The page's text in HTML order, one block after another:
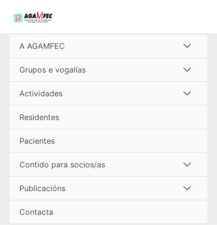
A AGAMFEC
menú
Grupos e vogalías
menú
Actividades
Residentes
Pacientes
Contido para socios/as
menú
Publicacións
Contacta